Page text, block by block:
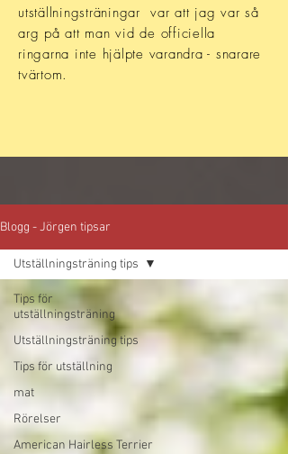
utställningsträningar var att jag var så
arg på att man vid de officiella
ringarna inte hjälpte varandra - snarare
tvärtom.
Blogg - Jörgen tipsar
Tips för
utställningsträning
Utställningsträning tips
Tips för utställning
mat
Rörelser
American Hairless Terrier
Utställningsträning tips